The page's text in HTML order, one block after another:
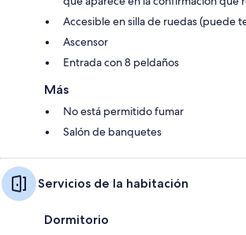
Accesible en silla de ruedas (puede
Ascensor
Entrada con 8 peldaños
Más
No está permitido fumar
Salón de banquetes
Servicios de la habitación
Dormitorio